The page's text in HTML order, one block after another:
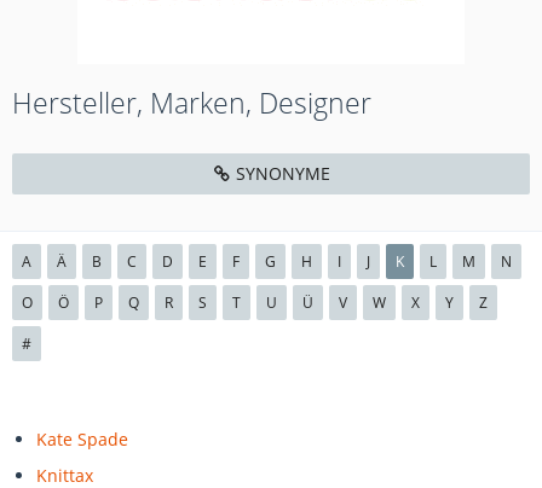
Hersteller, Marken, Designer
SYNONYME
A Ä B C D E F G H I J K L M
N
O
Ö P Q R S T U Ü V W X Y
Z
#
Kate Spade
Knittax